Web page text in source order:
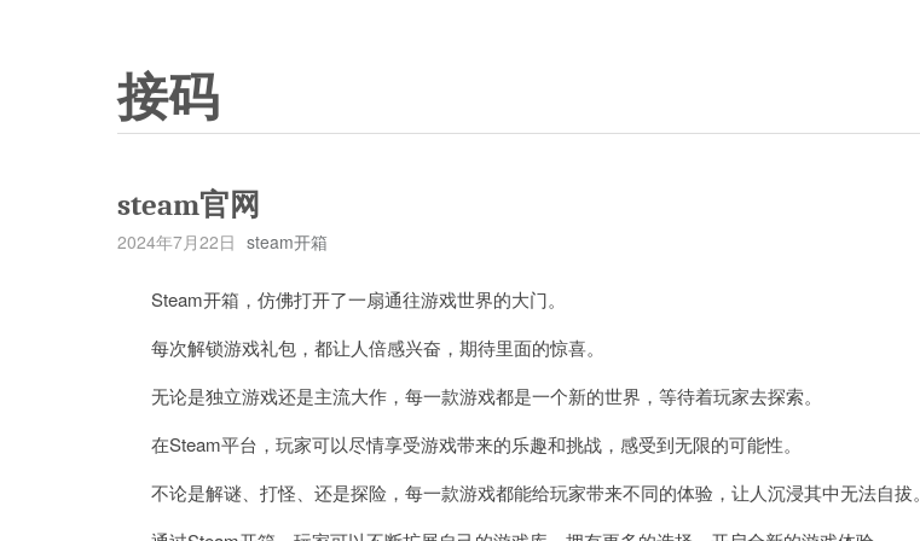
接码
steam官网
2024年7月22日 steam开箱
Steam开箱，仿佛打开了一扇通往游戏世界的大门。
每次解锁游戏礼包，都让人倍感兴奋，期待里面的惊喜。
无论是独立游戏还是主流大作，每一款游戏都是一个新的世界，等待着玩家去探索。
在Steam平台，玩家可以尽情享受游戏带来的乐趣和挑战，感受到无限的可能性。
不论是解谜、打怪、还是探险，每一款游戏都能给玩家带来不同的体验，让人沉浸其中无法自拔。